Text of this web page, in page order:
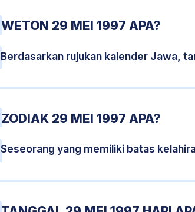
WETON 29 MEI 1997 APA?
Berdasarkan rujukan kalender Jawa,
ZODIAK 29 MEI 1997 APA?
Seseorang yang memiliki batas